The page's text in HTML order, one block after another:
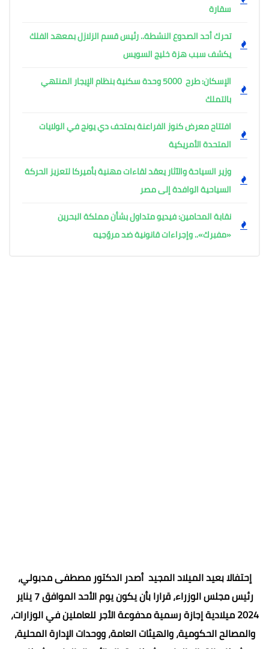
سقارة
تحرك أحد الصدوع النشطة.. رئيس قسم الزلازل بمعهد الفلك
يكشف سبب هزة خليج السويس
الإسكان: طرح 5000 وحدة سكنية بنظام الإيجار المنتهي
بالتملك
افتتاح معرض كنوز الفراعنة بمتحف دي يونج في الولايات
المتحدة الأمريكية
وزير السياحة والآثار يعقد لقاءات مهنية بأميركا لتعزيز الحركة
السياحية الوافدة إلى مصر
نقابة المحامين: فيديو متداول بشأن مملكة البحرين
«مفبرك».. وإجراءات قانونية ضد مروّجيه
إحتفالا بعيد الميلاد المجيد أصدر الدكتور مصطفى مدبولي،
رئيس مجلس الوزراء، قرارا بأن يكون يوم الأحد الموافق 7 يناير
2024 ميلادية إجازة رسمية مدفوعة الأجر للعاملين في الوزارات،
والمصالح الحكومية، والهيئات العامة، ووحدات الإدارة المحلية،